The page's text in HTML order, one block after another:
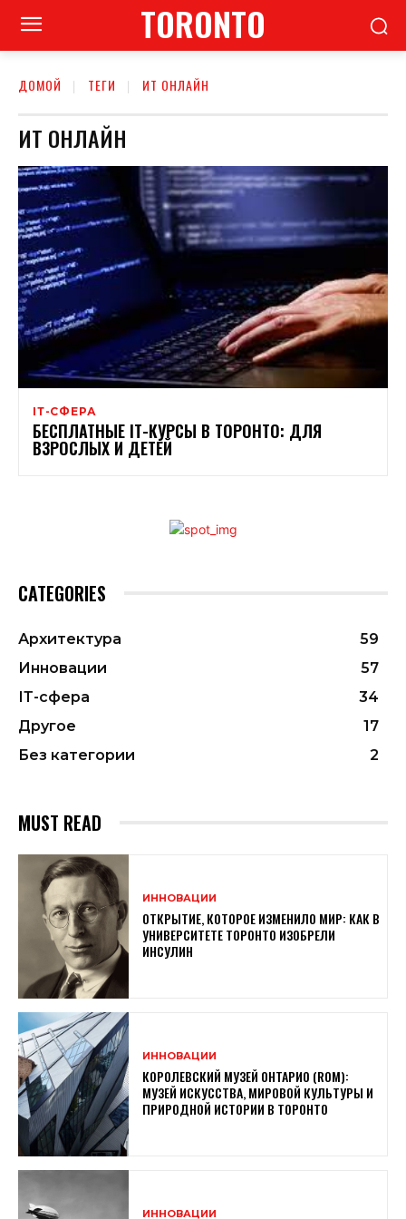
TORONTO
ДОМОЙ ТЕГИ ИТ ОНЛАЙН
ИТ ОНЛАЙН
ІТ-СФЕРА
БЕСПЛАТНЫЕ ІТ-КУРСЫ В ТОРОНТО: ДЛЯ
ВЗРОСЛЫХ И ДЕТЕЙ
CATEGORIES
Архитектура
59
Инновации
57
ІТ-сфера
34
Другое
17
Без категории
2
MUST READ
ИННОВАЦИИ
ОТКРЫТИЕ, КОТОРОЕ ИЗМЕНИЛО МИР: КАК В
УНИВЕРСИТЕТЕ ТОРОНТО ИЗОБРЕЛИ
ИНСУЛИН
ИННОВАЦИИ
КОРОЛЕВСКИЙ МУЗЕЙ ОНТАРИО (ROM):
МУЗЕЙ ИСКУССТВА, МИРОВОЙ КУЛЬТУРЫ И
ПРИРОДНОЙ ИСТОРИИ В ТОРОНТО
ИННОВАЦИИ